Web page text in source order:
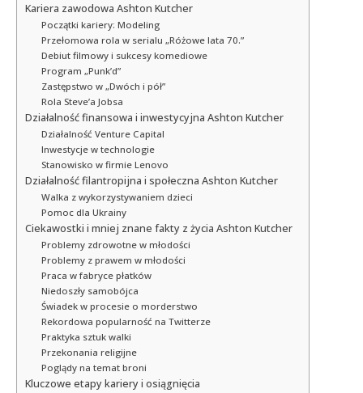
Kariera zawodowa Ashton Kutcher
Początki kariery: Modeling
Przełomowa rola w serialu „Różowe lata 70.”
Debiut filmowy i sukcesy komediowe
Program „Punk’d”
Zastępstwo w „Dwóch i pół”
Rola Steve’a Jobsa
Działalność finansowa i inwestycyjna Ashton Kutcher
Działalność Venture Capital
Inwestycje w technologie
Stanowisko w firmie Lenovo
Działalność filantropijna i społeczna Ashton Kutcher
Walka z wykorzystywaniem dzieci
Pomoc dla Ukrainy
Ciekawostki i mniej znane fakty z życia Ashton Kutcher
Problemy zdrowotne w młodości
Problemy z prawem w młodości
Praca w fabryce płatków
Niedoszły samobójca
Świadek w procesie o morderstwo
Rekordowa popularność na Twitterze
Praktyka sztuk walki
Przekonania religijne
Poglądy na temat broni
Kluczowe etapy kariery i osiągnięcia